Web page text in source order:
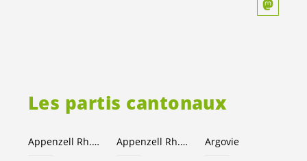
Les partis cantonaux
Appenzell Rh.-Ext. Appenzell Rh.-I. Argovie